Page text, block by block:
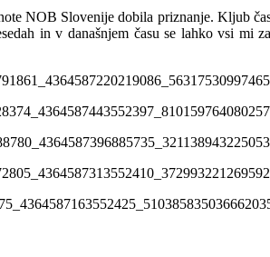
NOB Slovenije dobila priznanje. Kljub
in v današnjem času se lahko vsi